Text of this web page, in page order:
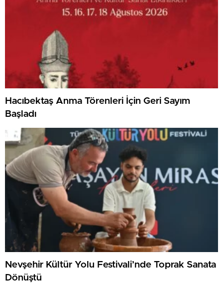
Hacıbektaş Anma Törenleri İçin Geri Sayım
Başladı
Nevşehir Kültür Yolu Festivali’nde Toprak Sanata
Dönüştü